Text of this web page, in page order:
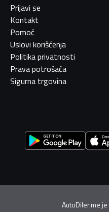
Prijavi se
Kontakt
Pomoć
Uslovi korišćenja
Politika privatnosti
Prava potrošača
Sigurna trgovina
AutoDiler.me